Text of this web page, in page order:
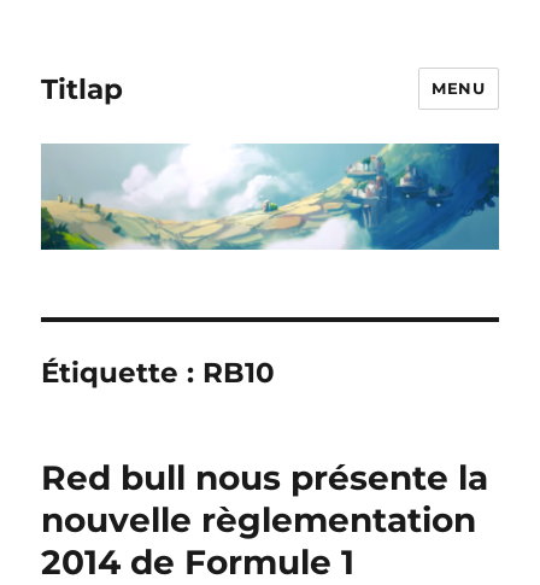
Titlap MENU
Étiquette : RB10
Red bull nous présente la
nouvelle règlementation
2014 de Formule 1